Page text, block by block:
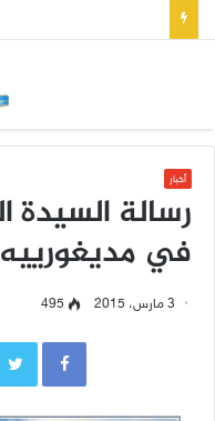
أخبار
في مديغورييه
3 مارس، 2015 495